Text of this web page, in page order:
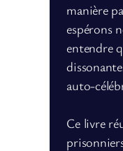
manière
espérons
entendre
auto-
Ce livre